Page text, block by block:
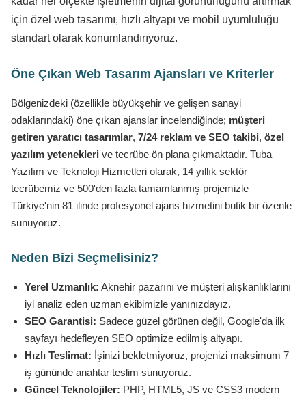
için özel web tasarımı, hızlı altyapı ve mobil uyumluluğu
standart olarak konumlandırıyoruz.
Öne Çıkan Web Tasarım Ajansları ve Kriterler
Bölgenizdeki (özellikle büyükşehir ve gelişen sanayi
odaklarındaki) öne çıkan ajanslar incelendiğinde; müşteri
getiren yaratıcı tasarımlar, 7/24 reklam ve SEO takibi, özel
yazılım yetenekleri ve tecrübe ön plana çıkmaktadır. Tuba
Yazılım ve Teknoloji Hizmetleri olarak, 14 yıllık sektör
tecrübemiz ve 500'den fazla tamamlanmış projemizle
Türkiye'nin 81 ilinde profesyonel ajans hizmetini butik bir özenle
sunuyoruz.
Neden Bizi Seçmelisiniz?
Yerel Uzmanlık: Aknehir pazarını ve müşteri alışkanlıklarını
iyi analiz eden uzman ekibimizle yanınızdayız.
SEO Garantisi: Sadece güzel görünen değil, Google'da ilk
sayfayı hedefleyen SEO optimize edilmiş altyapı.
Hızlı Teslimat: İşinizi bekletmiyoruz, projenizi maksimum 7
iş gününde anahtar teslim sunuyoruz.
Güncel Teknolojiler: PHP, HTML5, JS ve CSS3 modern